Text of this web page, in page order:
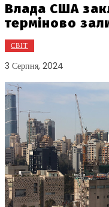
Влада США
терміново
СВІТ
3 Серпня, 2024